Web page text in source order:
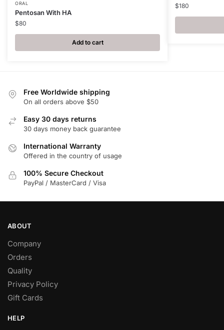
ORAL
Pentosan With HA
$80
Add to cart
$180
Free Worldwide shipping
On all orders above $50
Easy 30 days returns
30 days money back guarantee
International Warranty
Offered in the country of usage
100% Secure Checkout
PayPal / MasterCard / Visa
ABOUT
Company
Orders
Quality
Privacy Policy
Gift Cards
HELP